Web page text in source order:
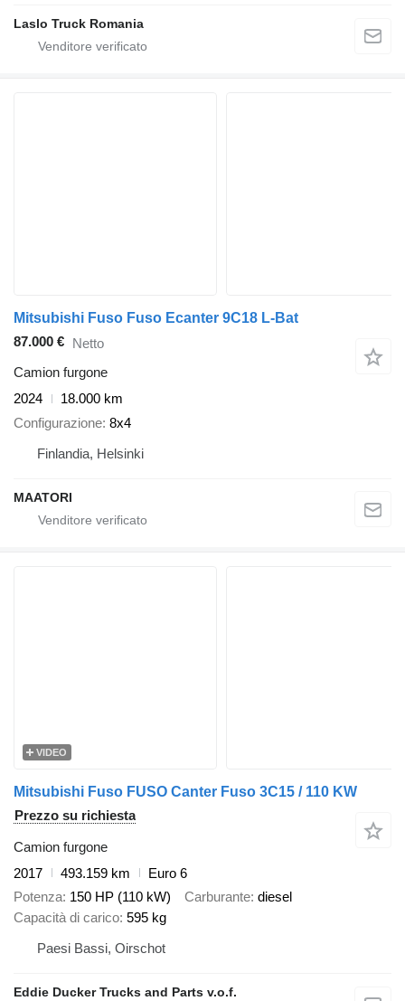
Laslo Truck Romania
Mitsubishi Fuso Fuso Ecanter 9C18 L-Bat
87.000 € Netto
Camion furgone
2024
18.000 km
Configurazione 8x4
Finlandia, Helsinki
MAATORI
VIDEO
Mitsubishi Fuso FUSO Canter Fuso 3C15 / 110 KW
Prezzo su richiesta
Camion furgone
2017
493.159 km
Euro 6
Potenza 150 HP (110 kW) Carburante diesel
Capacità di carico 595 kg
Paesi Bassi, Oirschot
Eddie Ducker Trucks and Parts v.o.f.